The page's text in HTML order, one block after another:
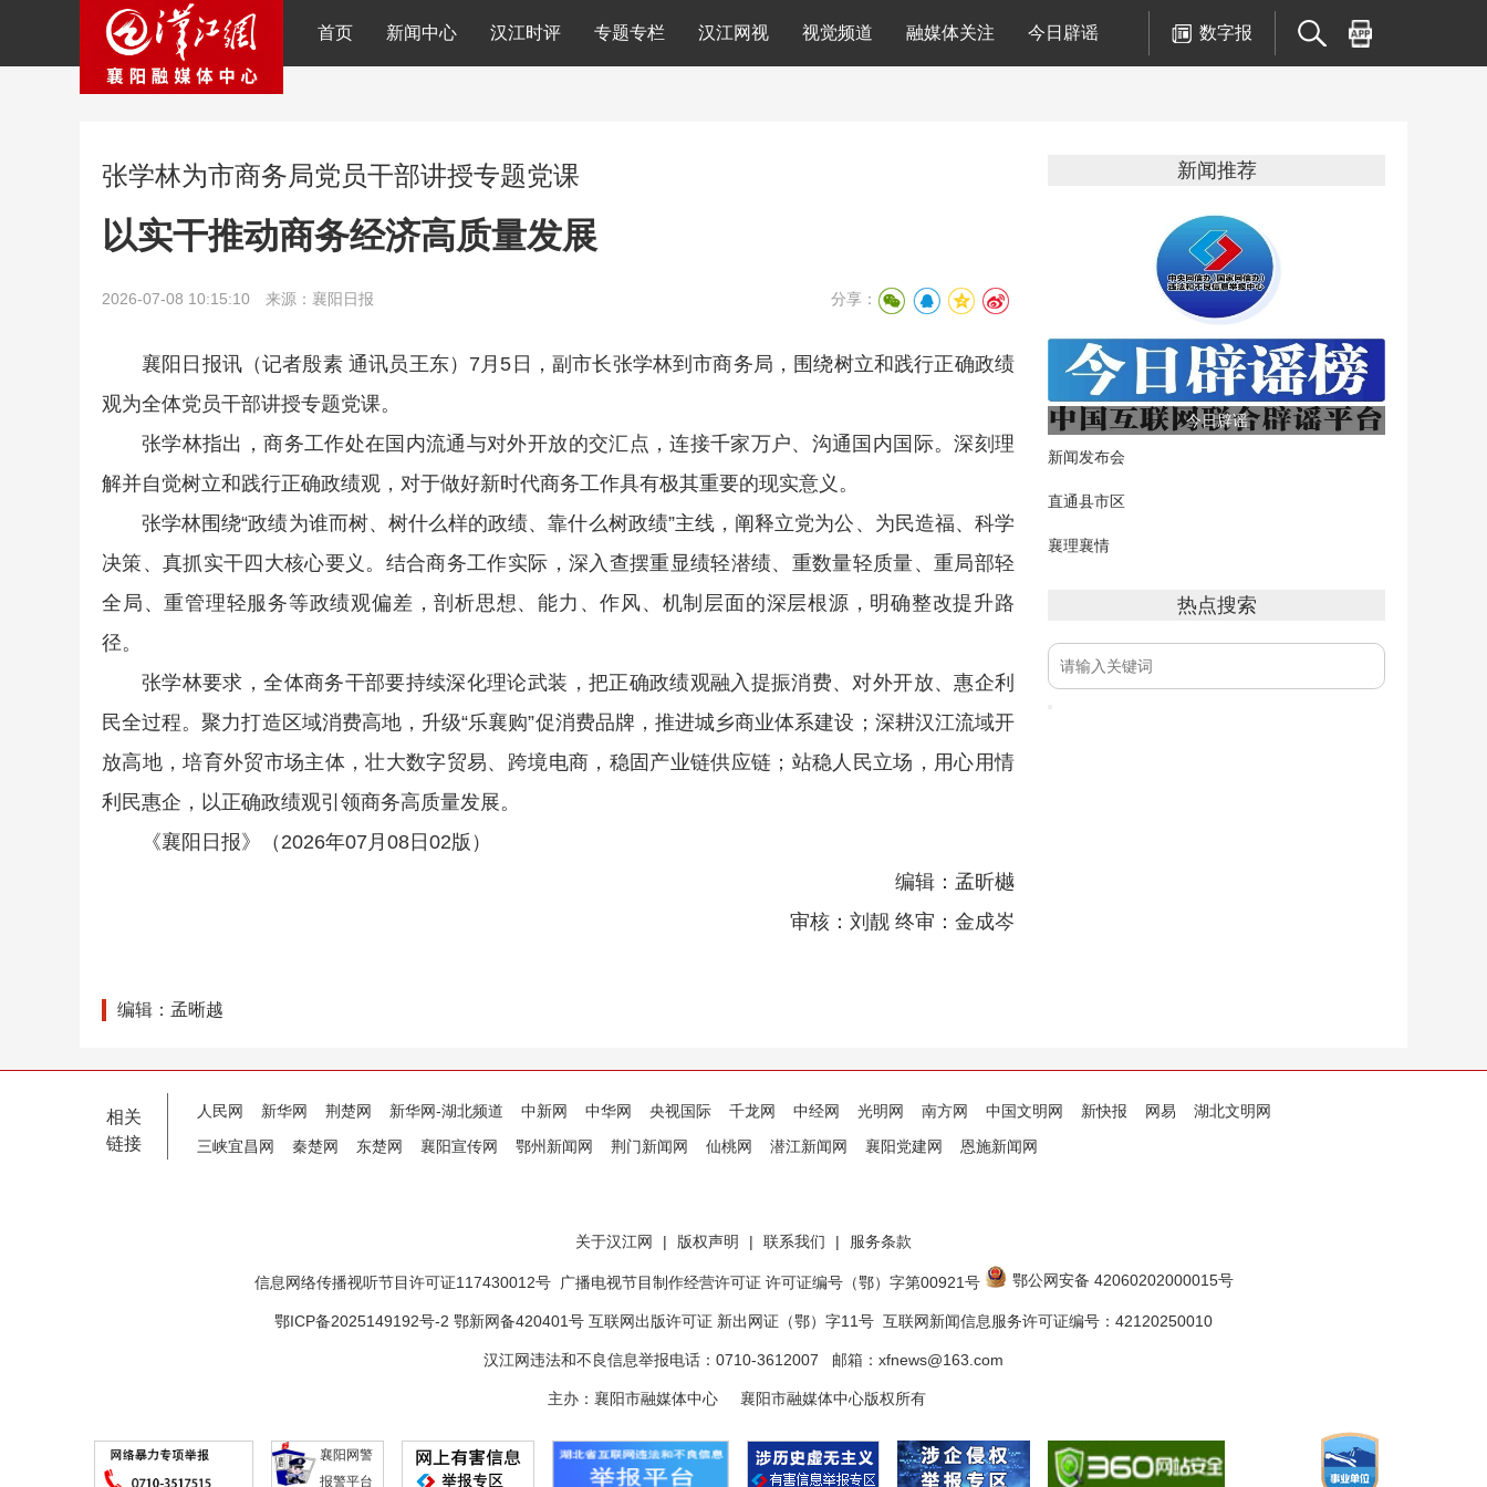
首页 新闻中心 汉江时评 专题专栏 汉江网视 视觉频道 融媒体关注 今日辟谣 数字报
张学林为市商务局党员干部讲授专题党课
以实干推动商务经济高质量发展
2026-07-08 10:15:10 来源：襄阳日报 分享：
襄阳日报讯（记者殷素 通讯员王东）7月5日，副市长张学林到市商务局，围绕树立和践行正确政绩
观为全体党员干部讲授专题党课。
张学林指出，商务工作处在国内流通与对外开放的交汇点，连接千家万户、沟通国内国际。深刻理
解并自觉树立和践行正确政绩观，对于做好新时代商务工作具有极其重要的现实意义。
张学林围绕“政绩为谁而树、树什么样的政绩、靠什么树政绩”主线，阐释立党为公、为民造福、科学
决策、真抓实干四大核心要义。结合商务工作实际，深入查摆重显绩轻潜绩、重数量轻质量、重局部轻
全局、重管理轻服务等政绩观偏差，剖析思想、能力、作风、机制层面的深层根源，明确整改提升路
径。
张学林要求，全体商务干部要持续深化理论武装，把正确政绩观融入提振消费、对外开放、惠企利
民全过程。聚力打造区域消费高地，升级“乐襄购”促消费品牌，推进城乡商业体系建设；深耕汉江流域开
放高地，培育外贸市场主体，壮大数字贸易、跨境电商，稳固产业链供应链；站稳人民立场，用心用情
利民惠企，以正确政绩观引领商务高质量发展。
《襄阳日报》（2026年07月08日02版）
编辑：孟昕樾
审核：刘靓 终审：金成岑
编辑：孟晰越
新闻推荐
今日辟谣
新闻发布会
直通县市区
襄理襄情
热点搜索
相关
链接
人民网 新华网 荆楚网 新华网-湖北频道 中新网 中华网 央视国际 千龙网 中经网 光明网 南方网 中国文明网 新快报 网易
湖北文明网
三峡宜昌网
秦楚网 东楚网 襄阳宣传网 鄂州新闻网 荆门新闻网 仙桃网 潜江新闻网 襄阳党建网 恩施新闻网
关于汉江网 | 版权声明 | 联系我们 | 服务条款
信息网络传播视听节目许可证117430012号 广播电视节目制作经营许可证 许可证编号（鄂）字第00921号 鄂公网安备 42060202000015号
鄂ICP备2025149192号-2 鄂新网备420401号 互联网出版许可证 新出网证（鄂）字11号 互联网新闻信息服务许可证编号：42120250010
汉江网违法和不良信息举报电话：0710-3612007 邮箱：xfnews@163.com
主办：襄阳市融媒体中心 襄阳市融媒体中心版权所有
襄阳网警
报警平台